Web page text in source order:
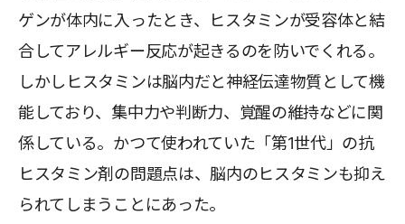
ゲンが体内に入ったとき、ヒスタミンが受容体と結
合してアレルギー反応が起きるのを防いでくれる。
しかしヒスタミンは脳内だと神経伝達物質として機
能しており、集中力や判断力、覚醒の維持などに関
係している。かつて使われていた「第1世代」の抗
ヒスタミン剤の問題点は、脳内のヒスタミンも抑え
られてしまうことにあった。